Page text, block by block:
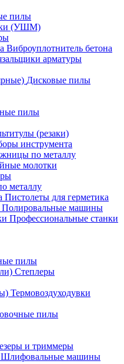
пилы
(УШМ)
Виброуплотнитель бетона
арматуры
Дисковые пилы
пилы
(резаки)
инструмента
по металлу
молотки
металлу
Пистолеты для герметика
Полировальные машины
Профессиональные станки
пилы
Степлеры
Термовоздуходувки
пилы
и триммеры
Шлифовальные машины